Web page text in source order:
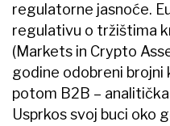
regulatorne jasnoće.
regulativu o tržištima
(Markets in Crypto
godine odobreni brojni
potom B2B –
Usprkos svoj buci oko